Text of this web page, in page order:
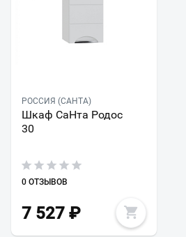
РОССИЯ (САНТА)
Шкаф СаНта Родос
30
0 ОТЗЫВОВ
7 527 ₽